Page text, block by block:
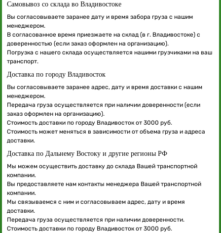
Самовывоз со склада во Владивостоке
Вы согласовываете заранее дату и время забора груза с нашим
менеджером.
В согласованное время приезжаете на склад (в г. Владивостоке) с
доверенностью (если заказ оформлен на организацию).
Погрузка с нашего склада осуществляется нашими грузчиками на ваш
транспорт.
Доставка по городу Владивосток
Вы согласовываете заранее адрес, дату и время доставки с нашим
менеджером.
Передача груза осуществляется при наличии доверенности (если
заказ оформлен на организацию).
Стоимость доставки по городу Владивосток от 3000 руб.
Стоимость может меняться в зависимости от объема груза и адреса
доставки.
Доставка по Дальнему Востоку и другие регионы РФ
Мы можем осуществить доставку до склада Вашей транспортной
компании.
Вы предоставляете нам контакты менеджера Вашей транспортной
компании.
Мы связываемся с ним и согласовываем адрес, дату и время
доставки.
Передача груза осуществляется при наличии доверенности.
Стоимость доставки по городу Владивосток от 3000 руб.